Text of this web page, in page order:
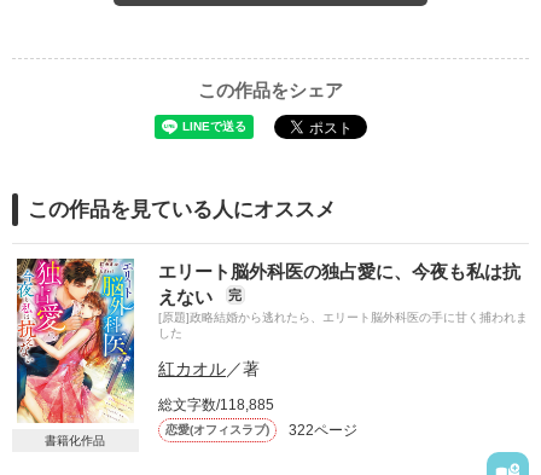
この作品をシェア
この作品を見ている人にオススメ
書籍化作品
エリート脳外科医の独占愛に、今夜も私は抗
えない
完
[原題]政略結婚から逃れたら、エリート脳外科医の手に甘く捕われま
した
紅カオル／著
総文字数/118,885
恋愛(オフィスラブ) 322ページ